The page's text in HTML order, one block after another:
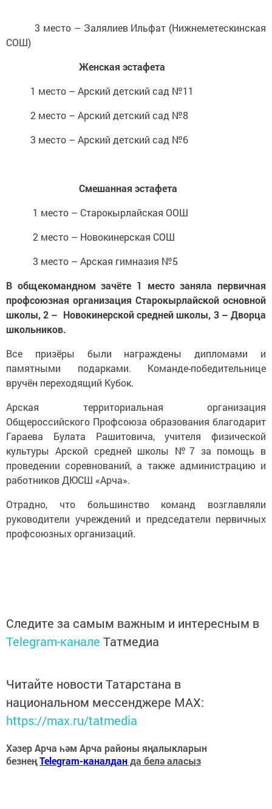
3 место – Залялиев Ильфат (Нижнеметескинская
СОШ)
Женская эстафета
1 место – Арский детский сад №11
2 место – Арский детский сад №8
3 место – Арский детский сад №6
Смешанная эстафета
1 место – Старокырлайская ООШ
2 место – Новокинерская СОШ
3 место – Арская гимназия №5
В общекомандном зачёте 1 место заняла первичная
профсоюзная организация Старокырлайской основной
школы, 2 – Новокинерской средней школы, 3 – Дворца
школьников.
Все призёры были награждены дипломами и
памятными подарками. Команде-победительнице
вручён переходящий Кубок.
Арская территориальная организация
Общероссийского Профсоюза образования благодарит
Гараева Булата Рашитовича, учителя физической
культуры Арской средней школы №7 за помощь в
проведении соревнований, а также администрацию и
работников ДЮСШ «Арча».
Отрадно, что большинство команд возглавляли
руководители учреждений и председатели первичных
профсоюзных организаций.
Следите за самым важным и интересным в
Telegram-канале Татмедиа
Читайте новости Татарстана в
национальном мессенджере MАХ:
https://max.ru/tatmedia
Хәзер Арча һәм Арча районы яңалыкларын
безнеңTelegram-каналданда белә аласыз